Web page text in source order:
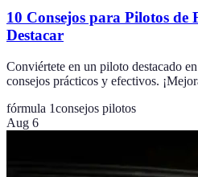
10 Consejos para Pilotos
Destacar
Conviértete en un piloto destacado
consejos prácticos y efectivos.
fórmula 1consejos pilotos
Aug 6